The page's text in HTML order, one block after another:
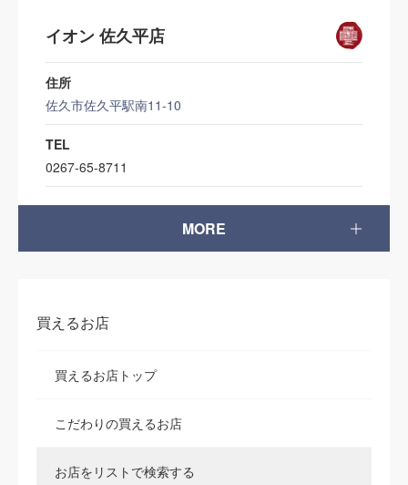
買えるお店
買えるお店トップ
こだわりの買えるお店
お店をリストで検索する
イオン 佐久平店
住所
佐久市佐久平駅南11-10
TEL
0267-65-8711
MORE